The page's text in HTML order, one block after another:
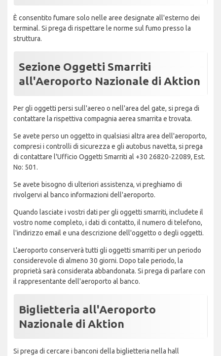
È consentito fumare solo nelle aree designate all'esterno dei
terminal. Si prega di rispettare le norme sul fumo presso la
struttura.
Sezione Oggetti Smarriti
all'Aeroporto Nazionale di Aktion
Per gli oggetti persi sull'aereo o nell'area del gate, si prega di
contattare la rispettiva compagnia aerea smarrita e trovata.
Se avete perso un oggetto in qualsiasi altra area dell'aeroporto,
compresi i controlli di sicurezza e gli autobus navetta, si prega
di contattare l'Ufficio Oggetti Smarriti al +30 26820-22089, Est.
No: 501.
Se avete bisogno di ulteriori assistenza, vi preghiamo di
rivolgervi al banco informazioni dell'aeroporto.
Quando lasciate i vostri dati per gli oggetti smarriti, includete il
vostro nome completo, i dati di contatto, il numero di telefono,
l'indirizzo email e una descrizione dell'oggetto o degli oggetti.
L'aeroporto conserverà tutti gli oggetti smarriti per un periodo
considerevole di almeno 30 giorni. Dopo tale periodo, la
proprietà sarà considerata abbandonata. Si prega di parlare con
il rappresentante dell'aeroporto al banco.
Biglietteria all'Aeroporto
Nazionale di Aktion
Si prega di cercare i banconi della biglietteria nella hall